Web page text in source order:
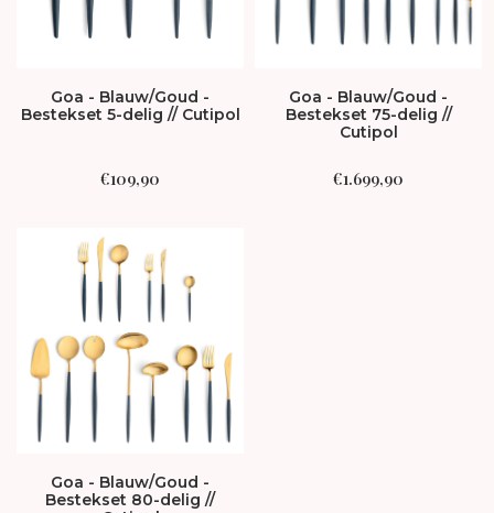
Goa - Blauw/Goud -
Bestekset 5-delig // Cutipol
€109,90
Goa - Blauw/Goud -
Bestekset 75-delig //
Cutipol
€1.699,90
Goa - Blauw/Goud -
Bestekset 80-delig //